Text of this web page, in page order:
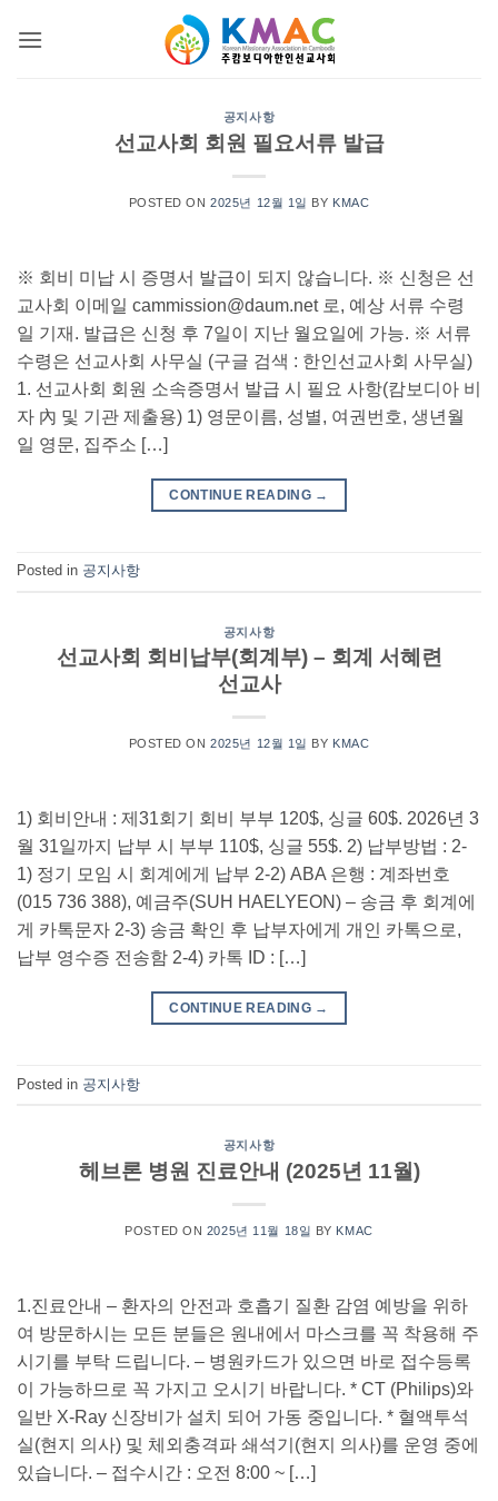
공지사항
선교사회 회원 필요서류 발급
POSTED ON2025년 12월 1일 BY KMAC
※ 회비 미납 시 증명서 발급이 되지 않습니다. ※ 신청은 선
교사회 이메일 cammission@daum.net로, 예상 서류 수령
일 기재. 발급은 신청 후 7일이 지난 월요일에 가능. ※ 서류
수령은 선교사회 사무실 (구글 검색 : 한인선교사회 사무실)
1. 선교사회 회원 소속증명서 발급 시 필요 사항(캄보디아 비
자 內 및 기관 제출용) 1) 영문이름, 성별, 여권번호, 생년월
일 영문, 집주소 […]
CONTINUE READING →
Posted in 공지사항
공지사항
선교사회 회비납부(회계부) – 회계 서혜련
선교사
POSTED ON2025년 12월 1일 BY KMAC
1) 회비안내 : 제31회기 회비 부부 120$, 싱글 60$. 2026년 3
월 31일까지 납부 시 부부 110$, 싱글 55$. 2) 납부방법 : 2-
1) 정기 모임 시 회계에게 납부 2-2) ABA 은행 : 계좌번호
(015 736 388), 예금주(SUH HAELYEON) – 송금 후 회계에
게 카톡문자 2-3) 송금 확인 후 납부자에게 개인 카톡으로,
납부 영수증 전송함 2-4) 카톡 ID : […]
CONTINUE READING →
Posted in 공지사항
공지사항
헤브론 병원 진료안내 (2025년 11월)
POSTED ON 2025년 11월 18일 BY KMAC
1.진료안내 – 환자의 안전과 호흡기 질환 감염 예방을 위하
여 방문하시는 모든 분들은 원내에서 마스크를 꼭 착용해 주
시기를 부탁 드립니다. – 병원카드가 있으면 바로 접수등록
이 가능하므로 꼭 가지고 오시기 바랍니다. * CT (Philips)와
일반 X-Ray 신장비가 설치 되어 가동 중입니다. * 혈액투석
실(현지 의사) 및 체외충격파 쇄석기(현지 의사)를 운영 중에
있습니다. – 접수시간 : 오전 8:00 ~ […]